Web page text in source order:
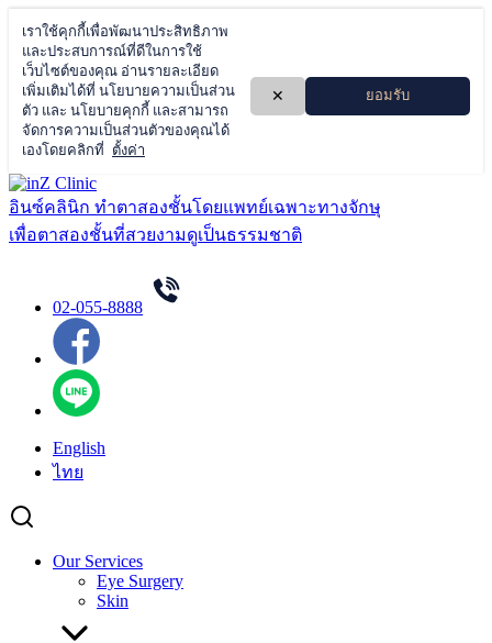
Skip
to
content
อินซ์คลินิก ทำตาสองชั้นโดยแพทย์เฉพาะทางจักษุ
เพื่อตาสองชั้นที่สวยงามดูเป็นธรรมชาติ
02-055-8888
English
ไทย
Our Services
Eye Surgery
Skin